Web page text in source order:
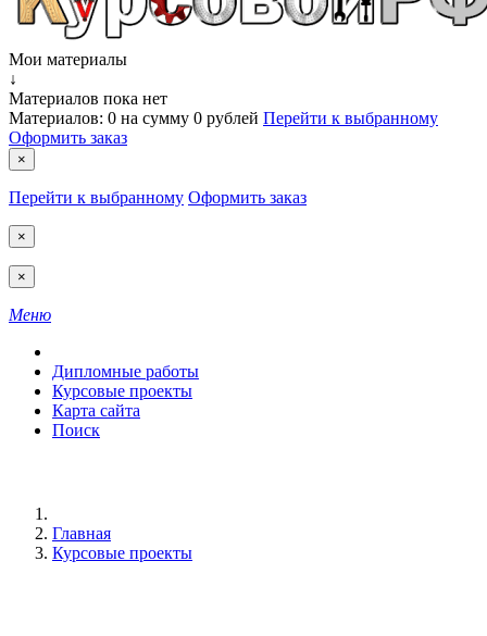
Мои материалы
↓
Материалов пока нет
Материалов: 0 на сумму 0 рублей Перейти к выбранному
Оформить заказ
×
Перейти к выбранному Оформить заказ
×
×
Меню
Дипломные работы
Курсовые проекты
Карта сайта
Поиск
Главная
Курсовые проекты